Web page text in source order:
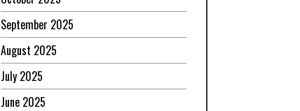
September 2025
August 2025
July 2025
June 2025